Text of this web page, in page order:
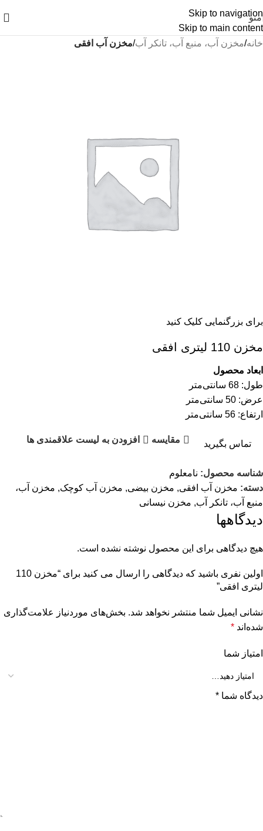
Skip to navigation
Skip to main content
منو
خانه مخزن آب، منبع آب، تانکر آب مخزن آب افقی
برای بزرگنمایی کلیک کنید
مخزن 110 لیتری افقی
ابعاد محصول
طول: 68 سانتی‌متر
عرض: 50 سانتی‌متر
ارتفاع: 56 سانتی‌متر
تماس بگیرید مقایسه افزودن به لیست علاقمندی ها
شناسه محصول: نامعلوم
دسته: مخزن آب افقی, مخزن بیضی, مخزن آب کوچک, مخزن آب،
منبع آب، تانکر آب, مخزن نیسانی
دیدگاهها
هیچ دیدگاهی برای این محصول نوشته نشده است.
اولین نفری باشید که دیدگاهی را ارسال می کنید برای “مخزن 110
لیتری افقی”
نشانی ایمیل شما منتشر نخواهد شد. بخش‌های موردنیاز علامت‌گذاری
شده‌اند *
امتیاز شما
دیدگاه شما *